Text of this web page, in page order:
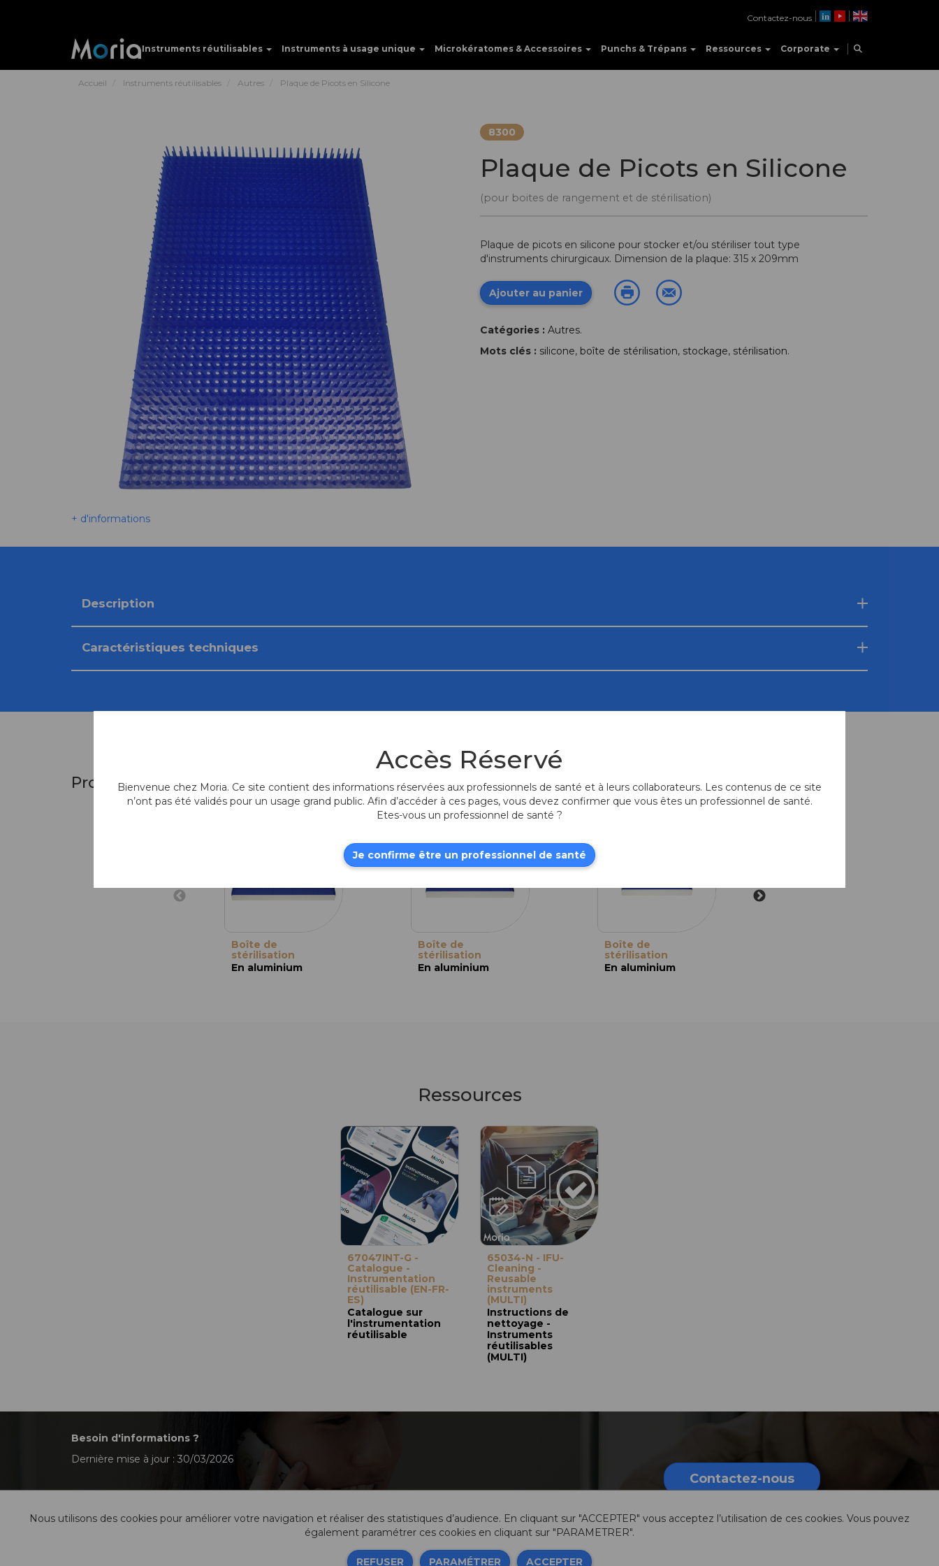
Instruments réutilisables Instruments à usage unique Microkératomes & Accessoires Punchs & Trépans Ressources Corporate
Contactez-nous
Accueil Instruments réutilisables Autres Plaque de Picots en Silicone
+ d'informations
8300
Plaque de Picots en Silicone
(pour boites de rangement et de stérilisation)
Plaque de picots en silicone pour stocker et/ou stériliser tout type
d'instruments chirurgicaux. Dimension de la plaque: 315 x 209mm
Ajouter au panier
Catégories : Autres.
Mots clés : silicone, boîte de stérilisation, stockage, stérilisation.
Description
Caractéristiques techniques
Produits similaires
Boîte de
stérilisation
En aluminium
Boîte de
stérilisation
En aluminium
Boîte de
stérilisation
En aluminium
Ressources
67047INT-G -
Catalogue -
Instrumentation
réutilisable (EN-FR-
ES)
Catalogue sur
l'instrumentation
réutilisable
65034-N - IFU-
Cleaning -
Reusable
instruments
(MULTI)
Instructions de
nettoyage -
Instruments
réutilisables
(MULTI)
Besoin d'informations ?
Dernière mise à jour : 30/03/2026
Contactez-nous
Nous utilisons des cookies pour améliorer votre navigation et réaliser des statistiques d’audience. En cliquant sur "ACCEPTER" vous acceptez l’utilisation de ces cookies. Vous pouvez
également paramétrer ces cookies en cliquant sur "PARAMETRER".
REFUSER PARAMÉTRER ACCEPTER
Accès Réservé
Bienvenue chez Moria. Ce site contient des informations réservées aux professionnels de santé et à leurs collaborateurs. Les contenus de ce site
n’ont pas été validés pour un usage grand public. Afin d’accéder à ces pages, vous devez confirmer que vous êtes un professionnel de santé.
Etes-vous un professionnel de santé ?
Je confirme être un professionnel de santé